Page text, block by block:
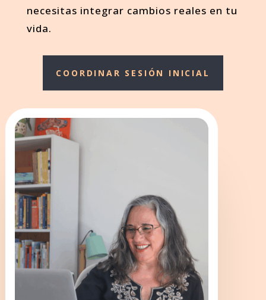
necesitas integrar cambios reales en tu
vida.
COORDINAR SESIÓN INICIAL